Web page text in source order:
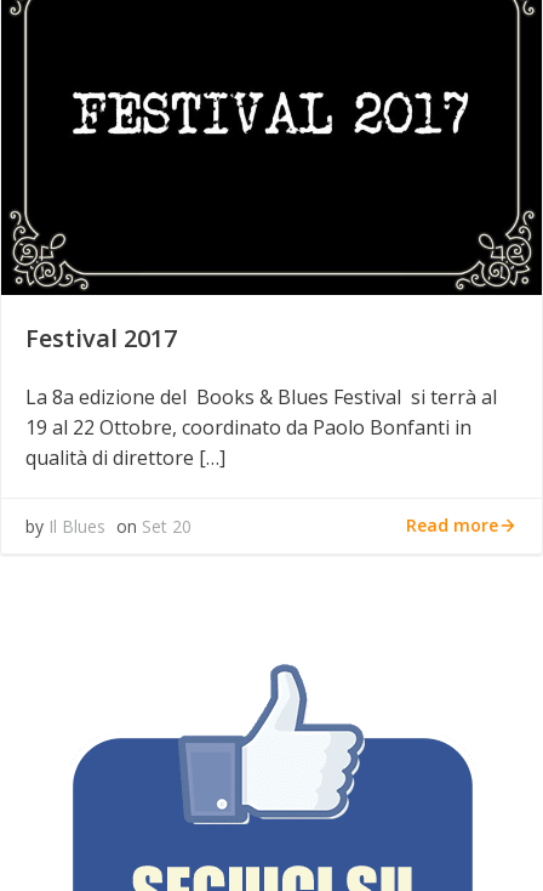
Festival 2017
La 8a edizione del Books & Blues Festival si terrà al
19 al 22 Ottobre, coordinato da Paolo Bonfanti in
qualità di direttore […]
by Il Blues on Set 20 Read more